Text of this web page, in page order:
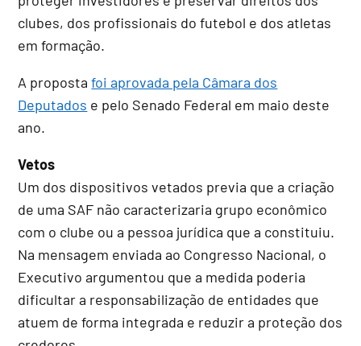
clubes, dos profissionais do futebol e dos atletas
em formação.
A propostafoi aprovada pela Câmara dos
Deputados e pelo Senado Federal em maio deste
ano.
Vetos
Um dos dispositivos vetados previa que a criação
de uma SAF não caracterizaria grupo econômico
com o clube ou a pessoa jurídica que a constituiu.
Na mensagem enviada ao Congresso Nacional, o
Executivo argumentou que a medida poderia
dificultar a responsabilização de entidades que
atuem de forma integrada e reduzir a proteção dos